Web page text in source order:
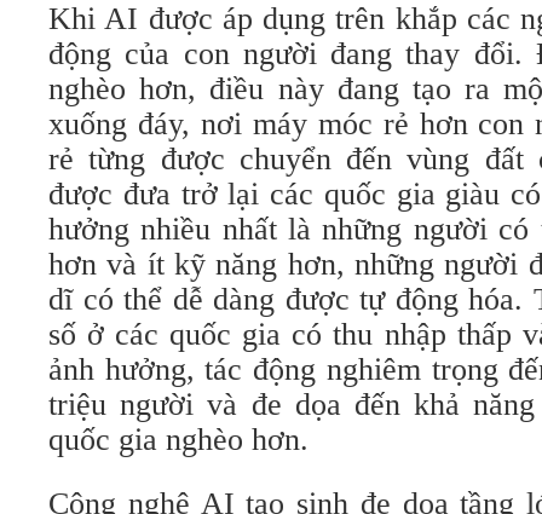
Khi AI được áp dụng trên khắp các
động của con người đang thay
nghèo hơn, điều này đang tạo ra
xuống đáy, nơi máy móc rẻ hơn con
rẻ từng được chuyển đến vùng đất
được đưa trở lại các quốc gia giàu
hưởng nhiều nhất là những người
hơn và ít kỹ năng hơn, những người
dĩ có thể dễ dàng được tự động hóa.
số ở các quốc gia có thu nhập thấp
ảnh hưởng, tác động nghiêm trọng
triệu người và đe dọa đến khả
quốc gia nghèo hơn.
Công nghệ AI tạo sinh đe dọa tầng